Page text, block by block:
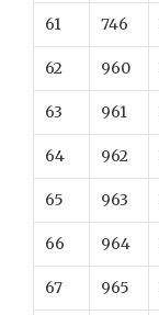
61 746
62 960
63 961
64 962
65 963
66 964
67 965